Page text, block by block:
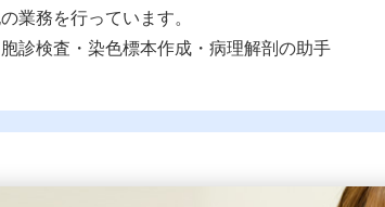
業務を行っています。
診検査・染色標本作成・病理解剖の助手